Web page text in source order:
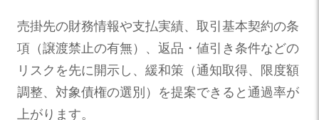
売掛先の財務情報や支払実績、取引基本契約の条
項（譲渡禁止の有無）、返品・値引き条件などの
リスクを先に開示し、緩和策（通知取得、限度額
調整、対象債権の選別）を提案できると通過率が
上がります。